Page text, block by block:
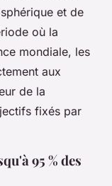
et de
où la
mondiale, les
aux
de la
fixés par
95 % des